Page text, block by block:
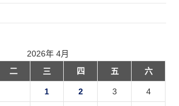
2026年 4月
二 三 四 五 六
1 2 3 4